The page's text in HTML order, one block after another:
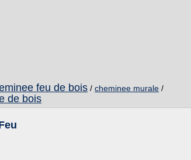
feu de bois / cheminee murale /
de bois